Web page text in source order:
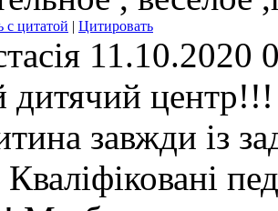
с цитатой | Цитировать
11.10.2020
дитячий
завжди із
Кваліфіковані